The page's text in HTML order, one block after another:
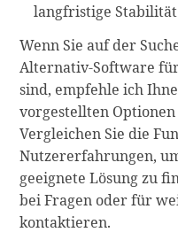
langfristige
Wenn Sie auf der
Alternativ-Software
sind, empfehle ich
vorgestellten
Vergleichen Sie die
Nutzererfahrungen,
geeignete Lösung zu
bei Fragen oder für
kontaktieren.